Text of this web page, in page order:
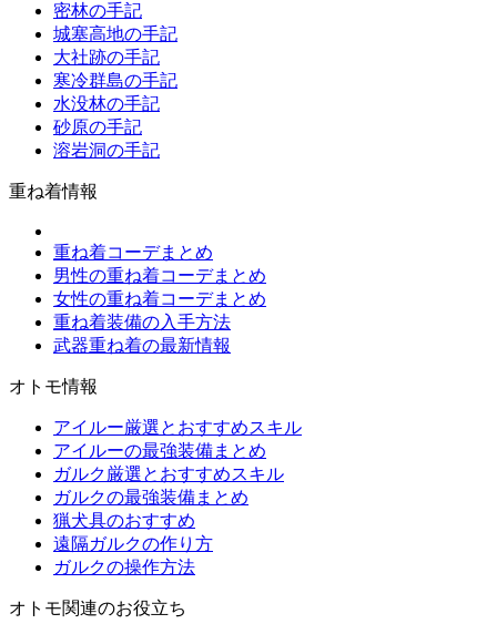
密林の手記
城塞高地の手記
大社跡の手記
寒冷群島の手記
水没林の手記
砂原の手記
溶岩洞の手記
重ね着情報
重ね着コーデまとめ
男性の重ね着コーデまとめ
女性の重ね着コーデまとめ
重ね着装備の入手方法
武器重ね着の最新情報
オトモ情報
アイルー厳選とおすすめスキル
アイルーの最強装備まとめ
ガルク厳選とおすすめスキル
ガルクの最強装備まとめ
猟犬具のおすすめ
遠隔ガルクの作り方
ガルクの操作方法
オトモ関連のお役立ち